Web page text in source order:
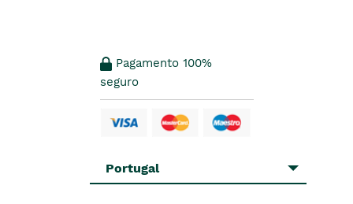
Pagamento 100%
seguro
Portugal